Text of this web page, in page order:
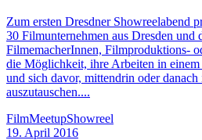
Zum ersten Dresdner Showreelabend
30 Filmunternehmen aus Dresden und
FilmemacherInnen, Filmproduktions-
die Möglichkeit, ihre Arbeiten in
und sich davor, mittendrin oder
auszutauschen....
FilmMeetupShowreel
19. April 2016